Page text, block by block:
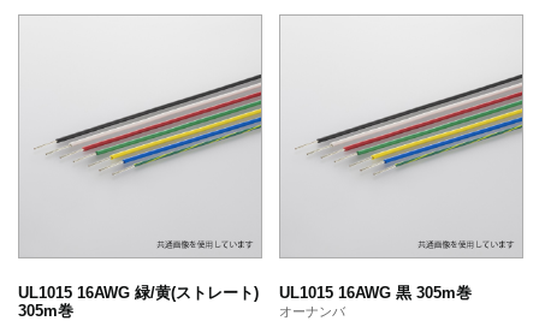
UL1015 16AWG 緑/黄(ストレート)
305m巻
UL1015 16AWG 黒 305m巻
オーナンバ